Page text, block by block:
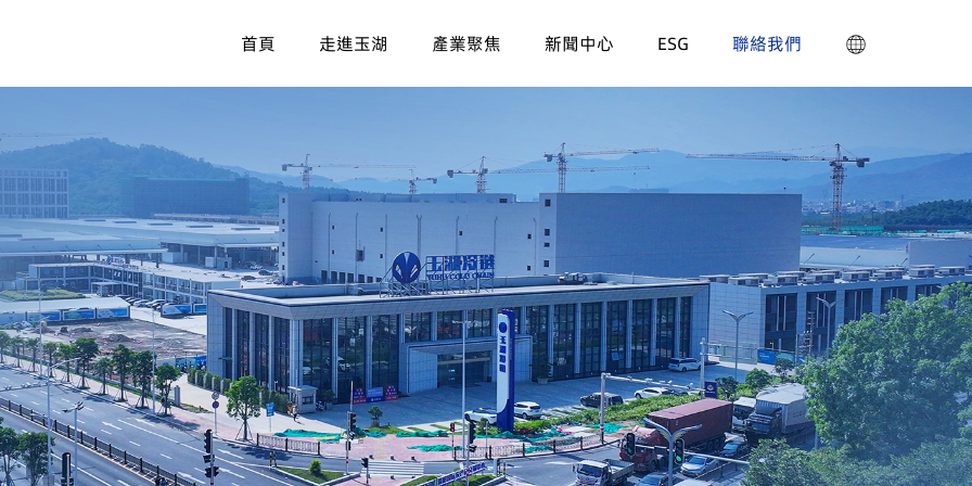
首頁 走進玉湖 產業聚焦 新聞中心 ESG 聯絡我們